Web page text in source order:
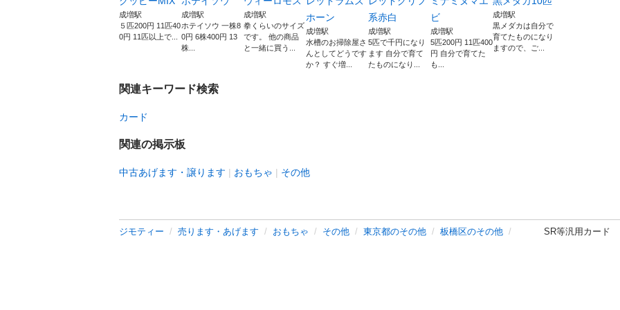
成増駅
５匹200円 11匹40
0円 11匹以上で...
成増駅
ホテイソウ 一株8
0円 6株400円 13
株...
成増駅
拳くらいのサイズ
です。 他の商品
と一緒に買う...
ホーン
成増駅
水槽のお掃除屋さ
んとしてどうです
か？ すぐ増...
系赤白
成増駅
5匹で千円になり
ます 自分で育て
たものになり...
ビ
成増駅
5匹200円 11匹400
円 自分で育てた
も...
成増駅
黒メダカは自分で
育てたものになり
ますので、ご...
関連キーワード検索
カード
関連の掲示板
中古あげます・譲ります おもちゃ その他
ジモティー 売ります・あげます おもちゃ その他 東京都のその他 板橋区のその他 SR等汎用カー